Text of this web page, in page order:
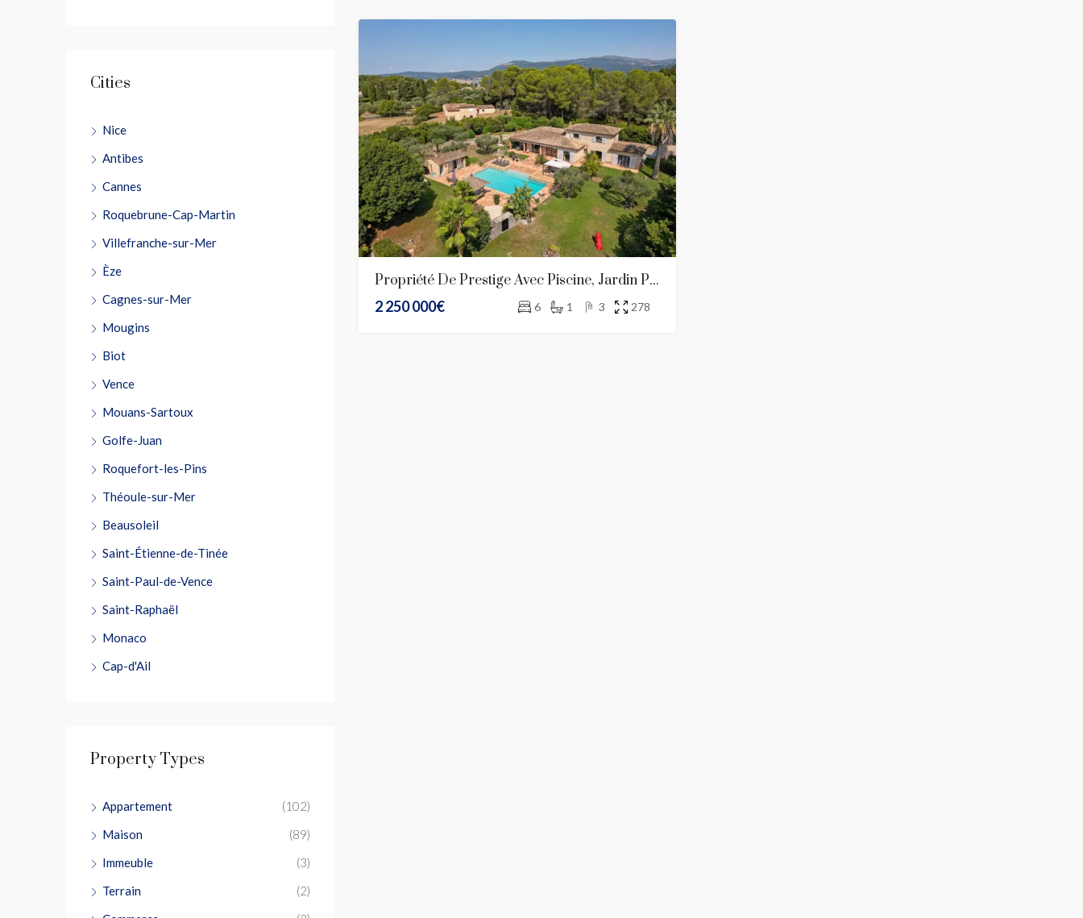
Propriété De Prestige Avec Piscine, Jardin Paysager Et Oliveraie
2 250 000€
6 1 3 278
Cities
Nice
Antibes
Cannes
Roquebrune-Cap-Martin
Villefranche-sur-Mer
Èze
Cagnes-sur-Mer
Mougins
Biot
Vence
Mouans-Sartoux
Golfe-Juan
Roquefort-les-Pins
Théoule-sur-Mer
Beausoleil
Saint-Étienne-de-Tinée
Saint-Paul-de-Vence
Saint-Raphaël
Monaco
Cap-d'Ail
Property Types
Appartement
(102)
Maison
(89)
Immeuble
(3)
Terrain
(2)